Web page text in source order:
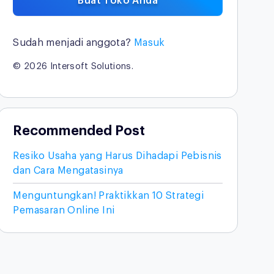
Sudah menjadi anggota? Masuk
© 2026 Intersoft Solutions.
Recommended Post
Resiko Usaha yang Harus Dihadapi Pebisnis
dan Cara Mengatasinya
Menguntungkan! Praktikkan 10 Strategi
Pemasaran Online Ini